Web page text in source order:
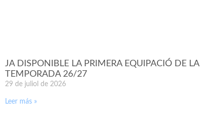
JA DISPONIBLE LA PRIMERA EQUIPACIÓ DE LA
TEMPORADA 26/27
29 de juliol de 2026
Leer más »